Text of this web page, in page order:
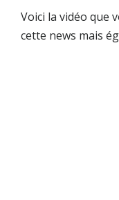
Voici la vidéo que
cette news mais